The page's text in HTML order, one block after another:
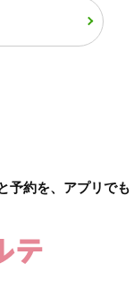
予約を、アプリでも